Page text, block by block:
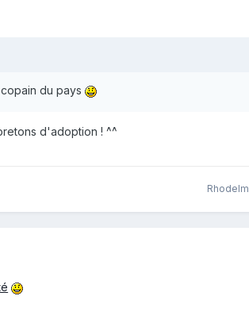
du pays
d'adoption ! ^^
Rhodelm